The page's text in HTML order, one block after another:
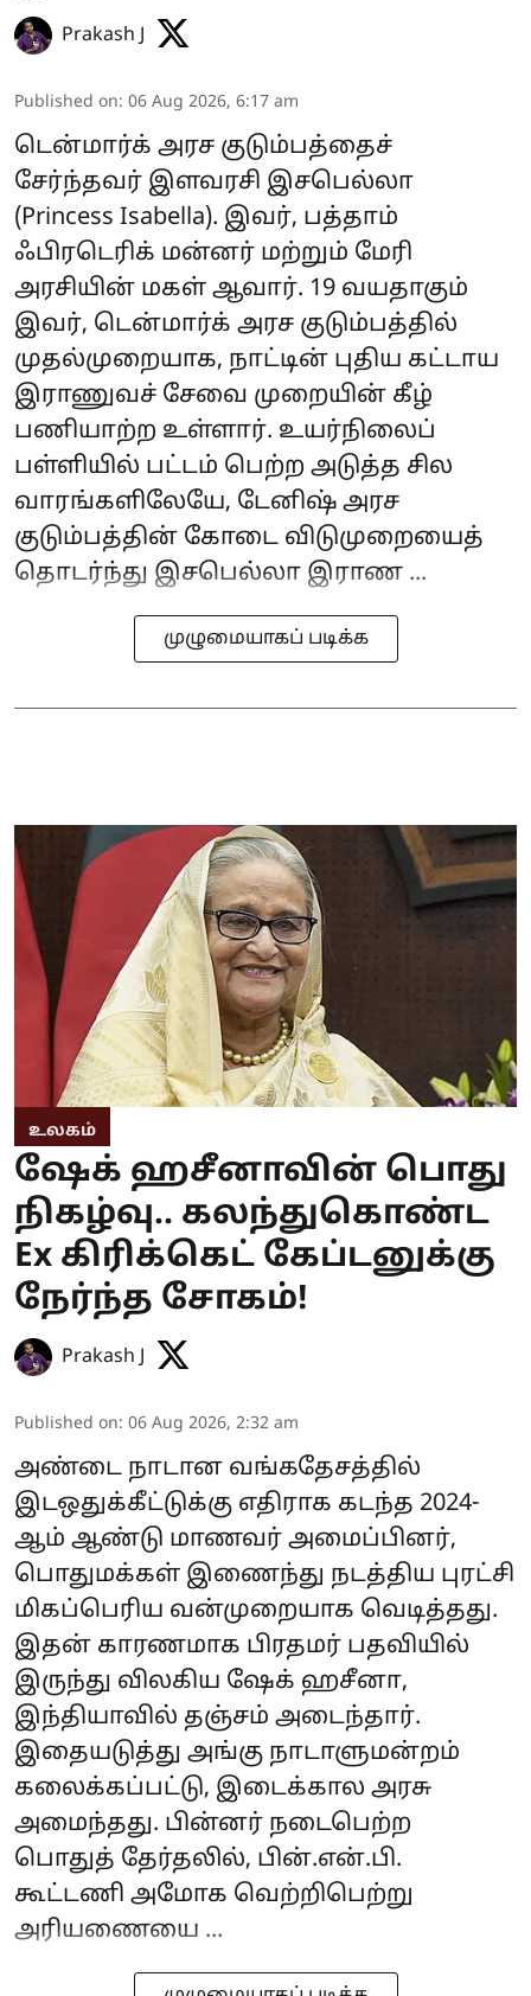
Prakash J
Published on: 06 Aug 2026, 6:17 am
டென்மார்க் அரச குடும்பத்தைச்
சேர்ந்தவர் இளவரசி இசபெல்லா
(Princess Isabella). இவர், பத்தாம்
ஃபிரடெரிக் மன்னர் மற்றும் மேரி
அரசியின் மகள் ஆவார். 19 வயதாகும்
இவர், டென்மார்க் அரச குடும்பத்தில்
முதல்முறையாக, நாட்டின் புதிய கட்டாய
இராணுவச் சேவை முறையின் கீழ்
பணியாற்ற உள்ளார். உயர்நிலைப்
பள்ளியில் பட்டம் பெற்ற அடுத்த சில
வாரங்களிலேயே, டேனிஷ் அரச
குடும்பத்தின் கோடை விடுமுறையைத்
தொடர்ந்து இசபெல்லா இராண ...
முழுமையாகப் படிக்க
உலகம்
ஷேக் ஹசீனாவின் பொது
நிகழ்வு.. கலந்துகொண்ட
Ex கிரிக்கெட் கேப்டனுக்கு
நேர்ந்த சோகம்!
Prakash J
Published on: 06 Aug 2026, 2:32 am
அண்டை நாடான வங்கதேசத்தில்
இடஒதுக்கீட்டுக்கு எதிராக கடந்த 2024-
ஆம் ஆண்டு மாணவர் அமைப்பினர்,
பொதுமக்கள் இணைந்து நடத்திய புரட்சி
மிகப்பெரிய வன்முறையாக வெடித்தது.
இதன் காரணமாக பிரதமர் பதவியில்
இருந்து விலகிய ஷேக் ஹசீனா,
இந்தியாவில் தஞ்சம் அடைந்தார்.
இதையடுத்து அங்கு நாடாளுமன்றம்
கலைக்கப்பட்டு, இடைக்கால அரசு
அமைந்தது. பின்னர் நடைபெற்ற
பொதுத் தேர்தலில், பின்.என்.பி.
கூட்டணி அமோக வெற்றிபெற்று
அரியணையை ...